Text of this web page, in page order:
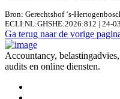
Bron: Gerechtshof ‘s-
ECLI:NL:GHSHE:2026:812 | 24-
Ga terug naar de vorige
Accountancy,
audits en online diensten.